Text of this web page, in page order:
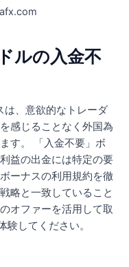
ルの入金不
は、意欲的なトレーダ
感じることなく外国為
す。 「入金不要」ボ
益の出金には特定の要
ーナスの利用規約を徹
略と一致していること
オファーを活用して取
験してください。